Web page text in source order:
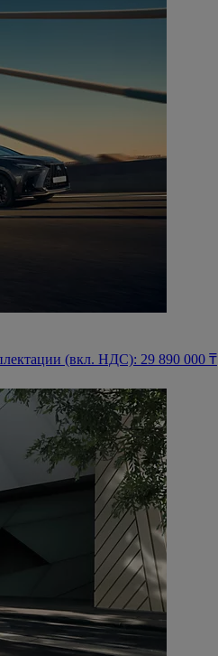
(вкл. НДС): 29 890 000 ₸